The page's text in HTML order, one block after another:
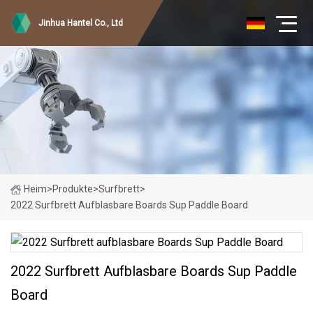
Jinhua Hantel Co., Ltd
Heim>Produkte>Surfbrett>
2022 Surfbrett Aufblasbare Boards Sup Paddle Board
2022 Surfbrett Aufblasbare Boards Sup Paddle
Board